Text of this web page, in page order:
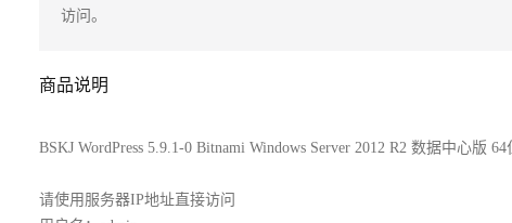
访问。
商品说明
BSKJ WordPress 5.9.1-0 Bitnami Windows Server 2012 R2 数据中心版 64
请使用服务器IP地址直接访问